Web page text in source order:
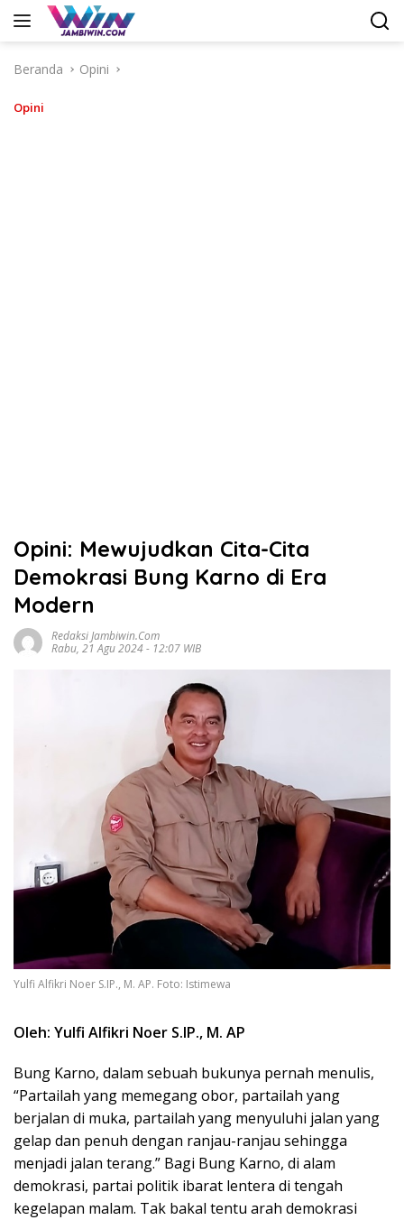
Langsung
Beranda
Opini
Opini
Opini: Mewujudkan Cita-Cita
Demokrasi Bung Karno di Era
Modern
Redaksi Jambiwin.com
Rabu, 21 Agu 2024 - 12:07 WIB
Yulfi Alfikri Noer S.IP., M. AP. Foto: Istimewa
Oleh: Yulfi Alfikri Noer S.IP., M. AP
Bung Karno, dalam sebuah bukunya pernah menulis,
“Partailah yang memegang obor, partailah yang
berjalan di muka, partailah yang menyuluhi jalan yang
gelap dan penuh dengan ranjau-ranjau sehingga
menjadi jalan terang.” Bagi Bung Karno, di alam
demokrasi, partai politik ibarat lentera di tengah
kegelapan malam. Tak bakal tentu arah demokrasi